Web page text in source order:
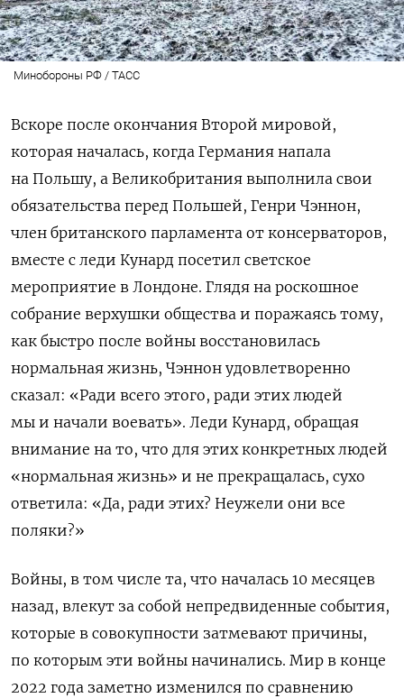
Минобороны РФ / ТАСС
Вскоре после окончания Второй мировой,
которая началась, когда Германия напала
на Польшу, а Великобритания выполнила свои
обязательства перед Польшей, Генри Чэннон,
член британского парламента от консерваторов,
вместе с леди Кунард посетил светское
мероприятие в Лондоне. Глядя на роскошное
собрание верхушки общества и поражаясь тому,
как быстро после войны восстановилась
нормальная жизнь, Чэннон удовлетворенно
сказал: «Ради всего этого, ради этих людей
мы и начали воевать». Леди Кунард, обращая
внимание на то, что для этих конкретных людей
«нормальная жизнь» и не прекращалась, сухо
ответила: «Да, ради этих? Неужели они все
поляки?»
Войны, в том числе та, что началась 10 месяцев
назад, влекут за собой непредвиденные события,
которые в совокупности затмевают причины,
по которым эти войны начинались. Мир в конце
2022 года заметно изменился по сравнению